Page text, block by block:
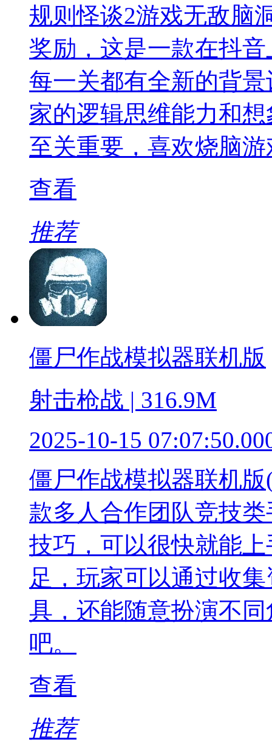
规则怪谈2游戏无敌脑
奖励，这是一款在抖
每一关都有全新的背
家的逻辑思维能力和
至关重要，喜欢烧脑
查看
推荐
僵尸作战模拟器联机版
射击枪战 | 316.9M
2025-10-15
僵尸作战模拟器联机版
款多人合作团队竞技
技巧，可以很快就能
足，玩家可以通过收
具，还能随意扮演不
吧。
查看
推荐